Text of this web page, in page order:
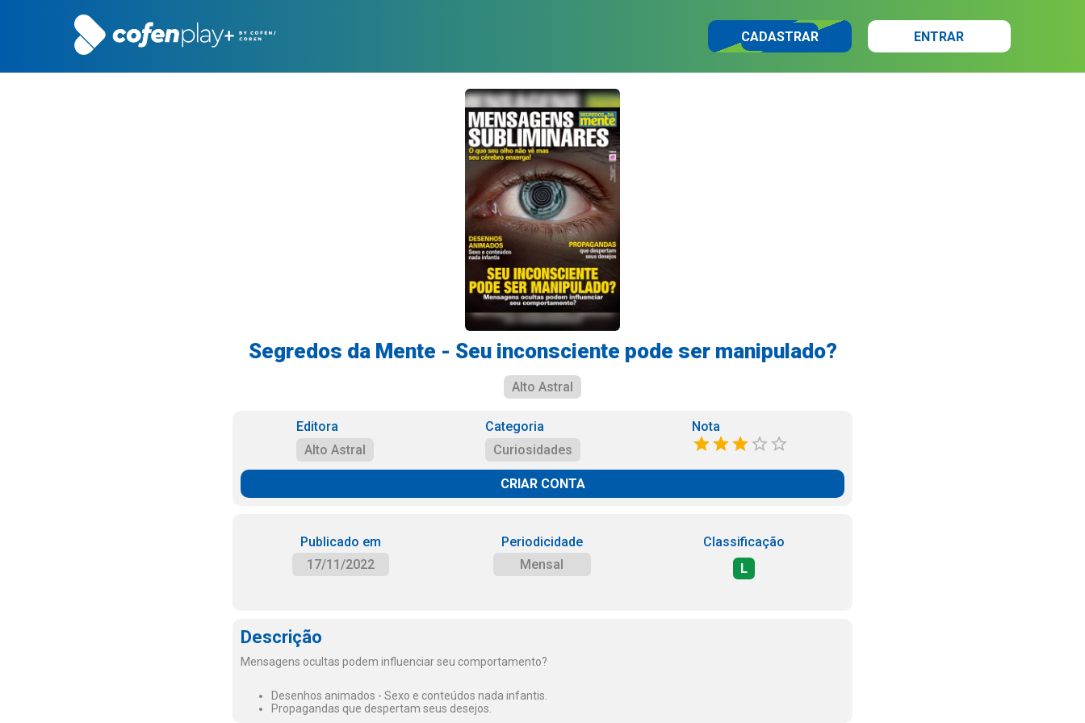
CADASTRAR ENTRAR
Segredos da Mente - Seu inconsciente pode ser manipulado?
Alto Astral
Editora
Alto Astral
Categoria
Curiosidades
Nota
CRIAR CONTA
Publicado em
17/11/2022
Periodicidade
Mensal
Classificação
L
Descrição
Mensagens ocultas podem influenciar seu comportamento?
Desenhos animados - Sexo e conteúdos nada infantis.
Propagandas que despertam seus desejos.